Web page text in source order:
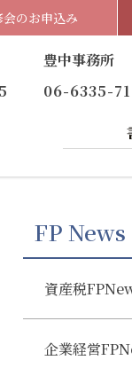
会のお申込み
豊中事務所
06-6335-
FP News
資産税
企業経営